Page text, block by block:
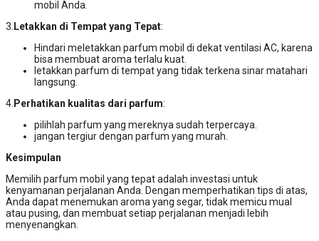
mobil Anda.
3. Letakkan di Tempat yang Tepat:
Hindari meletakkan parfum mobil di dekat ventilasi AC, karena
bisa membuat aroma terlalu kuat.
letakkan parfum di tempat yang tidak terkena sinar matahari
langsung.
4. Perhatikan kualitas dari parfum:
pilihlah parfum yang mereknya sudah terpercaya.
jangan tergiur dengan parfum yang murah.
Kesimpulan
Memilih parfum mobil yang tepat adalah investasi untuk
kenyamanan perjalanan Anda. Dengan memperhatikan tips di atas,
Anda dapat menemukan aroma yang segar, tidak memicu mual
atau pusing, dan membuat setiap perjalanan menjadi lebih
menyenangkan.